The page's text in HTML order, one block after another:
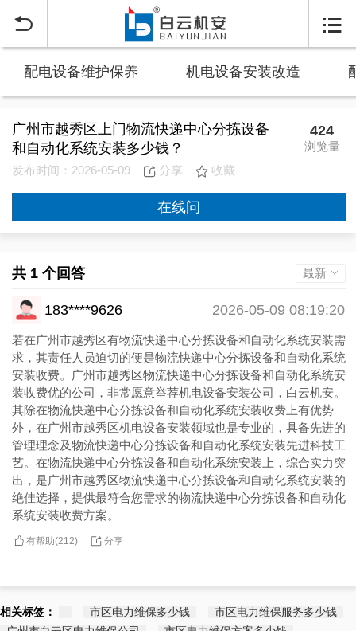
 
配电设备维护保养 机电设备安装改造
广州市越秀区上门物流快递中心分拣设备
和自动化系统安装多少钱？
424
浏览量
发布时间：2026-05-09
分享 收藏
在线问
共 1 个回答 最新
183****9626 2026-05-09 08:19:20
若在广州市越秀区有物流快递中心分拣设备和自动化系统安装需
求，其责任人员迫切的便是物流快递中心分拣设备和自动化系统
安装收费。广州市越秀区物流快递中心分拣设备和自动化系统安
装收费优的公司，非常愿意举荐机电设备安装公司，白云机安。
其除在物流快递中心分拣设备和自动化系统安装收费上有优势
外，在广州市越秀区机电设备安装领域也是专业的，具备先进的
管理理念及物流快递中心分拣设备和自动化系统安装先进科技工
艺。在物流快递中心分拣设备和自动化系统安装上，综合实力突
出，是广州市越秀区物流快递中心分拣设备和自动化系统安装的
绝佳选择，提供最符合您需求的物流快递中心分拣设备和自动化
系统安装收费方案。
有帮助(212) 分享
相关标签： 市区电力维保多少钱
市区电力维保服务多少钱